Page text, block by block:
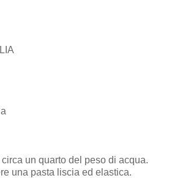
un quarto del peso di acqua.
una pasta liscia ed elastica.